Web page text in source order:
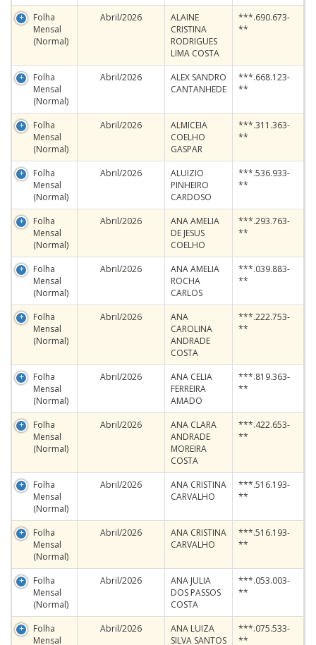
Folha
Mensal
(Normal)
Abril/2026
ALAINE
CRISTINA
RODRIGUES
LIMA COSTA
***.690.673-
**
Folha
Mensal
(Normal)
Abril/2026
ALEX SANDRO
CANTANHEDE
***.668.123-
**
Folha
Mensal
(Normal)
Abril/2026
ALMICEIA
COELHO
GASPAR
***.311.363-
**
Folha
Mensal
(Normal)
Abril/2026
ALUIZIO
PINHEIRO
CARDOSO
***.536.933-
**
Folha
Mensal
(Normal)
Abril/2026
ANA AMELIA
DE JESUS
COELHO
***.293.763-
**
Folha
Mensal
(Normal)
Abril/2026
ANA AMELIA
ROCHA
CARLOS
***.039.883-
**
Folha
Mensal
(Normal)
Abril/2026
ANA
CAROLINA
ANDRADE
COSTA
***.222.753-
**
Folha
Mensal
(Normal)
Abril/2026
ANA CELIA
FERREIRA
AMADO
***.819.363-
**
Folha
Mensal
(Normal)
Abril/2026
ANA CLARA
ANDRADE
MOREIRA
COSTA
***.422.653-
**
Folha
Mensal
(Normal)
Abril/2026
ANA CRISTINA
CARVALHO
***.516.193-
**
Folha
Mensal
(Normal)
Abril/2026
ANA CRISTINA
CARVALHO
***.516.193-
**
Folha
Mensal
(Normal)
Abril/2026
ANA JULIA
DOS PASSOS
COSTA
***.053.003-
**
Folha
Mensal
Abril/2026
ANA LUIZA
SILVA SANTOS
***.075.533-
**